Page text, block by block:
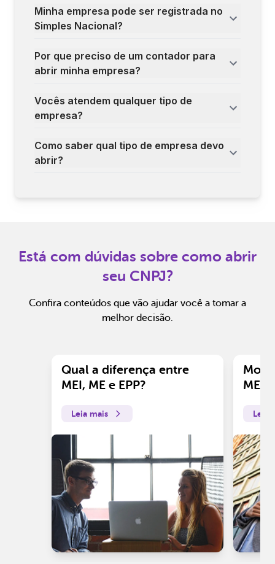
Minha empresa pode ser registrada no
Simples Nacional?
Por que preciso de um contador para
abrir minha empresa?
Vocês atendem qualquer tipo de
empresa?
Como saber qual tipo de empresa devo
abrir?
Está com dúvidas sobre como abrir
seu CNPJ?
Confira conteúdos que vão ajudar você a tomar a
melhor decisão.
Qual a diferença entre
MEI, ME e EPP?
Leia mais
ME?
Leia